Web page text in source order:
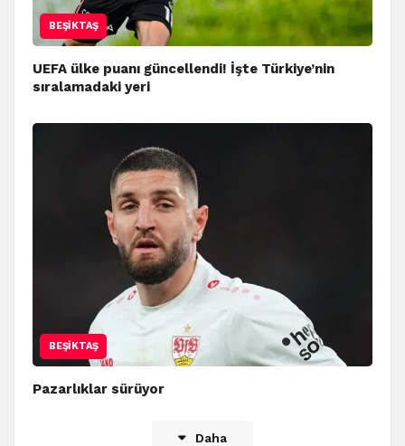
BEŞIKTAŞ
UEFA ülke puanı güncellendi! İşte Türkiye’nin
sıralamadaki yeri
BEŞIKTAŞ
Pazarlıklar sürüyor
Daha